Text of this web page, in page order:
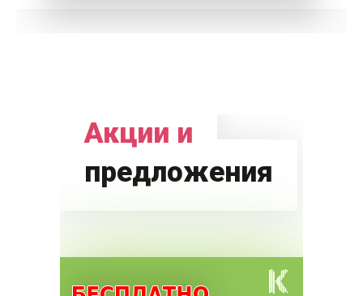
Акции и
предложения